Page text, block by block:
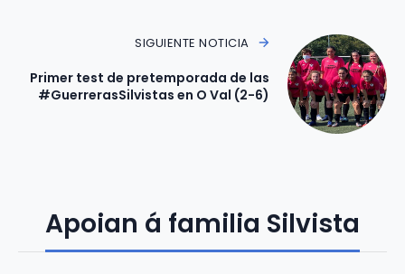
SIGUIENTE NOTICIA
Primer test de pretemporada de las
#GuerrerasSilvistas en O Val (2-6)
Apoian á familia Silvista